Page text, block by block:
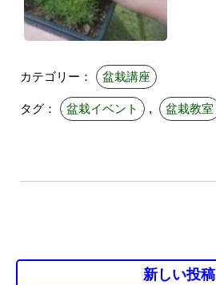
カテゴリー： 盆栽講座
タグ： 盆栽イベント , 盆栽教室
新しい投稿